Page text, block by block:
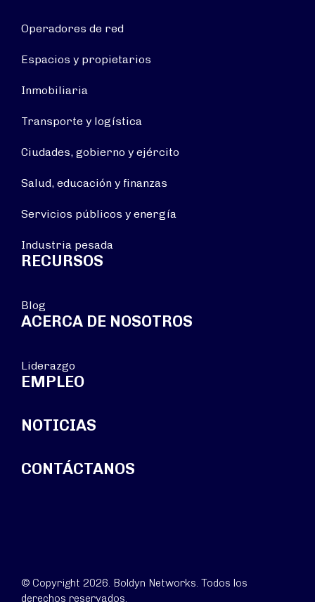
Operadores de red
Espacios y propietarios
Inmobiliaria
Transporte y logística
Ciudades, gobierno y ejército
Salud, educación y finanzas
Servicios públicos y energía
Industria pesada
RECURSOS
Blog
ACERCA DE NOSOTROS
Liderazgo
EMPLEO
NOTICIAS
CONTÁCTANOS
© Copyright 2026. Boldyn Networks. Todos los
derechos reservados.